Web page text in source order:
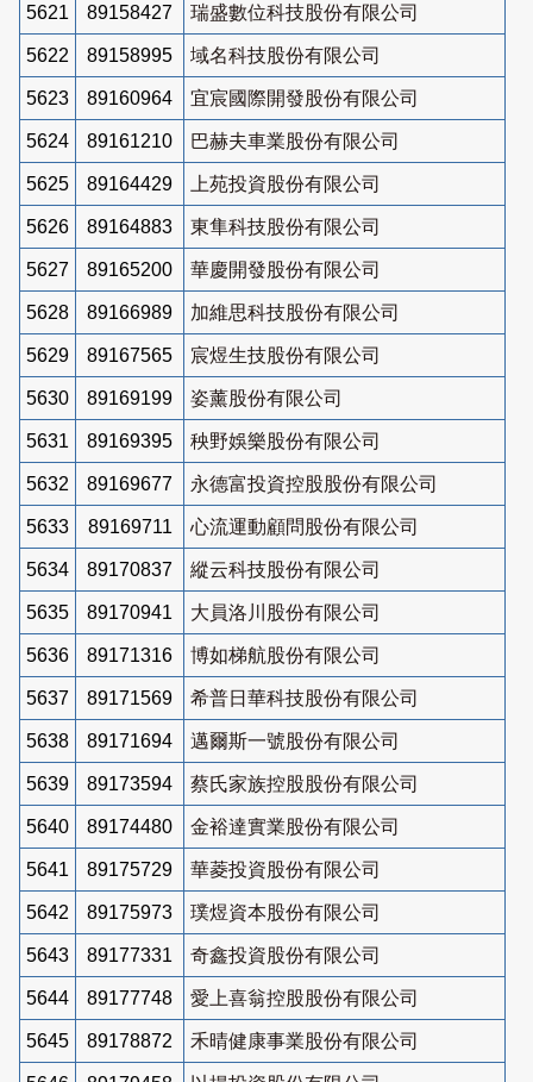
5621 89158427 瑞盛數位科技股份有限公司
5622 89158995 域名科技股份有限公司
5623 89160964 宜宸國際開發股份有限公司
5624 89161210 巴赫夫車業股份有限公司
5625 89164429 上苑投資股份有限公司
5626 89164883 東隼科技股份有限公司
5627 89165200 華慶開發股份有限公司
5628 89166989 加維思科技股份有限公司
5629 89167565 宸煜生技股份有限公司
5630 89169199 姿薰股份有限公司
5631 89169395 秧野娛樂股份有限公司
5632 89169677 永德富投資控股股份有限公司
5633 89169711 心流運動顧問股份有限公司
5634 89170837 縱云科技股份有限公司
5635 89170941 大員洛川股份有限公司
5636 89171316 博如梯航股份有限公司
5637 89171569 希普日華科技股份有限公司
5638 89171694 邁爾斯一號股份有限公司
5639 89173594 蔡氏家族控股股份有限公司
5640 89174480 金裕達實業股份有限公司
5641 89175729 華菱投資股份有限公司
5642 89175973 璞煜資本股份有限公司
5643 89177331 奇鑫投資股份有限公司
5644 89177748 愛上喜翁控股股份有限公司
5645 89178872 禾晴健康事業股份有限公司